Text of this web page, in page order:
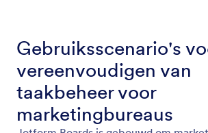
Gebruiksscenario's
vereenvoudigen van
taakbeheer voor
marketingbureaus